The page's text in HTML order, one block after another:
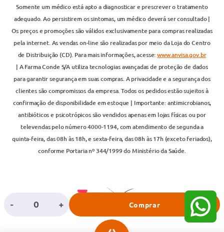
- + Comprar
Somente um médico está apto a diagnosticar e prescrever o tratamento
adequado. Ao persistirem os sintomas, um médico deverá ser consultado |
Os preços e promoções são válidos exclusivamente para compras realizadas
pela internet. As vendas on-line são realizadas por meio da Loja do Centro
de Distribuição (CD). Para mais informações, acesse:www.anvisa.gov.br
| A Farma Conde S/A utiliza tecnologias avançadas de proteção de dados
para garantir segurança em suas compras. A privacidade e a segurança dos
clientes são compromissos da empresa. Todos os pedidos estão sujeitos à
confirmação de disponibilidade em estoque | Importante: antimicrobianos,
antibióticos e psicotrópicos são vendidos apenas em lojas físicas ou por
televendas pelo número 4000-1194, com atendimento de segunda a
quinta-feira, das 08h às 18h, e sexta-feira, das 08h às 17h (exceto feriados),
conforme Portaria nº 344/1999 do Ministério da Saúde.